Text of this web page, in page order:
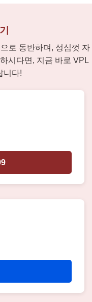
로 동반하며, 성심껏 자
시다면, 지금 바로 VPL
니다!